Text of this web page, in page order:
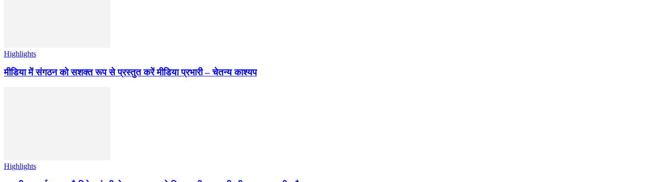
Highlights
मीडिया में संगठन को सशक्त रूप से प्रस्तुत करें मीडिया प्रभारी – चेतन्य काश्यप
Highlights